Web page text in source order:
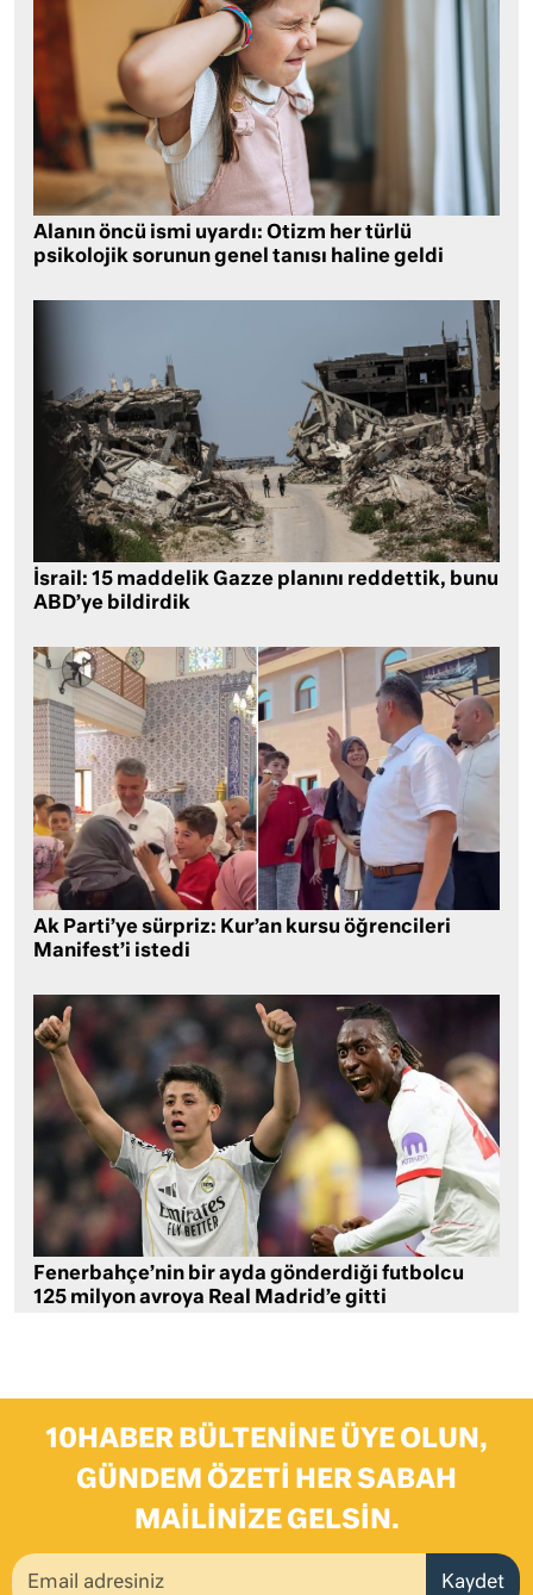
Alanın öncü ismi uyardı: Otizm her türlü
psikolojik sorunun genel tanısı haline geldi
İsrail: 15 maddelik Gazze planını reddettik, bunu
ABD’ye bildirdik
Ak Parti’ye sürpriz: Kur’an kursu öğrencileri
Manifest’i istedi
Fenerbahçe’nin bir ayda gönderdiği futbolcu
125 milyon avroya Real Madrid’e gitti
10HABER BÜLTENINE ÜYE OLUN,
GÜNDEM ÖZETI HER SABAH
MAILINIZE GELSIN.
Kaydet